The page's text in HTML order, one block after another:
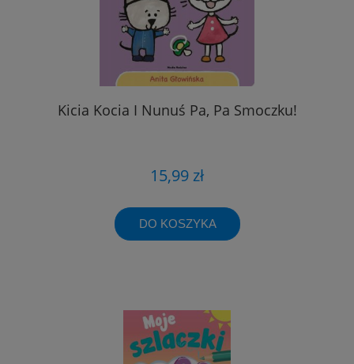
Kicia Kocia I Nunuś Pa, Pa Smoczku!
15,99 zł
DO KOSZYKA